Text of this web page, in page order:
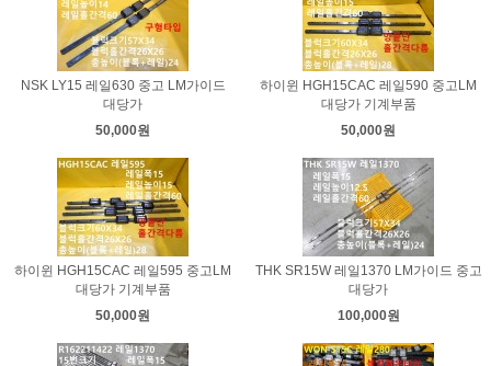
NSK LY15 레일630 중고 LM가이드
대당가
50,000원
하이윈 HGH15CAC 레일590 중고LM
대당가 기계부품
50,000원
하이윈 HGH15CAC 레일595 중고LM
대당가 기계부품
50,000원
THK SR15W 레일1370 LM가이드 중고
대당가
100,000원